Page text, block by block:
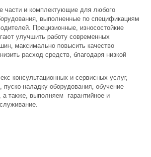
части и комплектующие для любого
выполненные по спецификациям
Прецизионные, износостойкие
улучшить работу современных
максимально повысить качество
расход средств, благодаря низкой
консультационных и сервисных услуг,
наладку оборудования, обучение
а также, выполняем гарантийное и